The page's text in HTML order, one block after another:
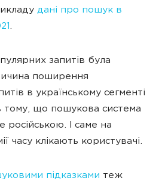
дані про пошук в
.
запитів була
поширення
в українському сегменті
що пошукова система
російською. І саме на
часу клікають користувачі.
підказками теж